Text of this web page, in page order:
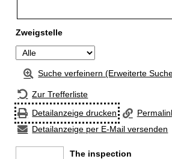
Zweigstelle
Suche verfeinern (Erweiterte
Zur Trefferliste
Detailanzeige drucken
Detailanzeige per E-Mail versenden
The inspection